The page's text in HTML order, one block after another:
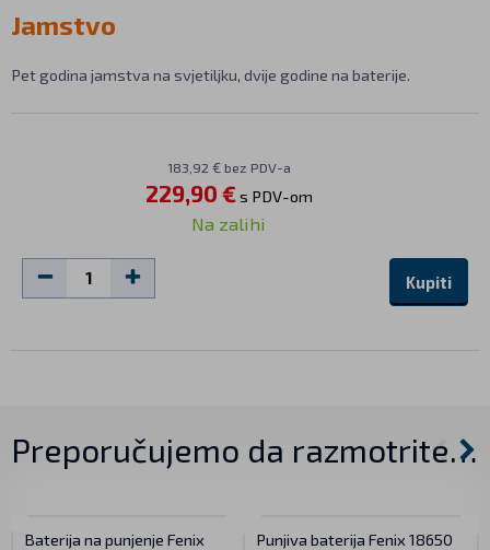
Jamstvo
Pet godina jamstva na svjetiljku, dvije godine na baterije.
183,92 € bez PDV-a
229,90 €s PDV-om
Na zalihi
Kupiti
Preporučujemo da razmotrite…
Baterija na punjenje Fenix
Punjiva baterija Fenix 18650